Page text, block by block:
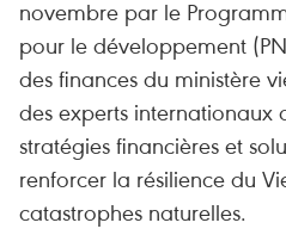
novembre par le
pour le développement
des finances du ministère
des experts internationaux
stratégies financières et
renforcer la résilience du
catastrophes naturelles.